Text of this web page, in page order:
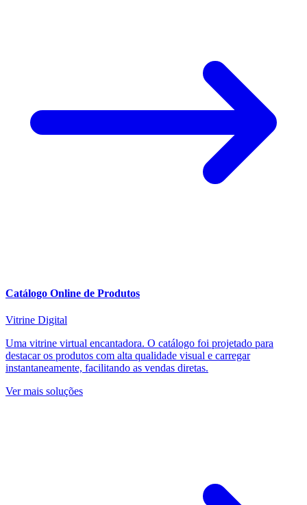
Catálogo Online de Produtos
Vitrine Digital
Uma vitrine virtual encantadora. O catálogo foi projetado para
destacar os produtos com alta qualidade visual e carregar
instantaneamente, facilitando as vendas diretas.
Ver mais soluções